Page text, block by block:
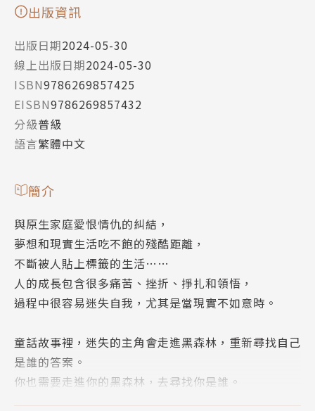
出版資訊
出版日期2024-05-30
線上出版日期2024-05-30
ISBN9786269857425
EISBN9786269857432
分級普級
語言繁體中文
簡介
與原生家庭愛恨情仇的糾結，
夢想和現實生活吃不飽的殘酷距離，
不斷被人貼上標籤的生活……
人的成長包含很多痛苦、挫折、掙扎和領悟，
過程中很容易迷失自我，尤其是當現實不如意時。
童話故事裡，迷失的主角會走進黑森林，重新尋找自己
是誰的答案。
你也需要走進你的黑森林，去尋找你是誰。